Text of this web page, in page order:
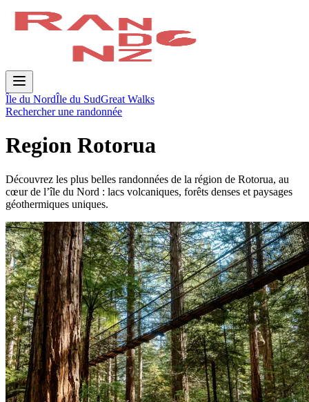
Île du NordÎle du SudGreat Walks
Rechercher une randonnée
Region Rotorua
Découvrez les plus belles randonnées de la région de Rotorua, au
cœur de l’île du Nord : lacs volcaniques, forêts denses et paysages
géothermiques uniques.